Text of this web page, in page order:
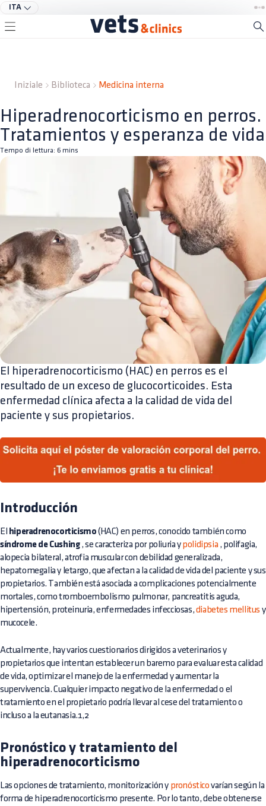
ITA
Iniziale Biblioteca Medicina interna
Hiperadrenocorticismo en perros.
Tratamientos y esperanza de vida
Tempo di lettura: 6 mins
El hiperadrenocorticismo (HAC) en perros es el
resultado de un exceso de glucocorticoides. Esta
enfermedad clínica afecta a la calidad de vida del
paciente y sus propietarios.
Introducción
El hiperadrenocorticismo (HAC) en perros, conocido también como
síndrome de Cushing, se caracteriza por poliuria y polidipsia , polifagia,
alopecia bilateral, atrofia muscular con debilidad generalizada,
hepatomegalia y letargo, que afectan a la calidad de vida del paciente y sus
propietarios. También está asociada a complicaciones potencialmente
mortales, como tromboembolismo pulmonar, pancreatitis aguda,
hipertensión, proteinuria, enfermedades infecciosas, diabetes mellitus y
mucocele.
Actualmente, hay varios cuestionarios dirigidos a veterinarios y
propietarios que intentan establecer un baremo para evaluar esta calidad
de vida, optimizar el manejo de la enfermedad y aumentar la
supervivencia. Cualquier impacto negativo de la enfermedad o el
tratamiento en el propietario podría llevar al cese del tratamiento o
incluso a la eutanasia.1,2
Pronóstico y tratamiento del
hiperadrenocorticismo
Las opciones de tratamiento, monitorización y pronóstico varían según la
forma de hiperadrenocorticismo presente. Por lo tanto, debe obtenerse